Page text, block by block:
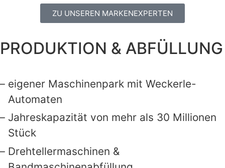
ZU UNSEREN MARKENEXPERTEN
PRODUKTION & ABFÜLLUNG
eigener Maschinenpark mit Weckerle-
Automaten
Jahreskapazität von mehr als 30 Millionen
Stück
Drehtellermaschinen &